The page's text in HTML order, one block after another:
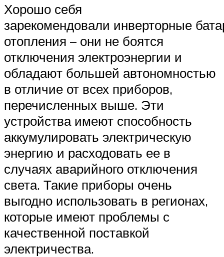
Хорошо себя
зарекомендовали инверторные
отопления – они не боятся
отключения электроэнергии и
обладают большей автономностью
в отличие от всех приборов,
перечисленных выше. Эти
устройства имеют способность
аккумулировать электрическую
энергию и расходовать ее в
случаях аварийного отключения
света. Такие приборы очень
выгодно использовать в регионах,
которые имеют проблемы с
качественной поставкой
электричества.